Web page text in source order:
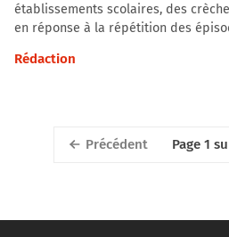
établissements scolaires, des
en réponse à la répétition des
Rédaction
Précédent Page 1